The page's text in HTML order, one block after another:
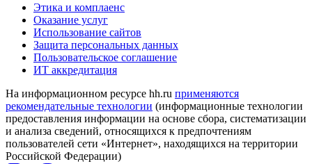
Этика и комплаенс
Оказание услуг
Использование сайтов
Защита персональных данных
Пользовательское соглашение
ИТ аккредитация
На информационном ресурсе hh.ru применяются
рекомендательные технологии (информационные технологии
предоставления информации на основе сбора, систематизации
и анализа сведений, относящихся к предпочтениям
пользователей сети «Интернет», находящихся на территории
Российской Федерации)